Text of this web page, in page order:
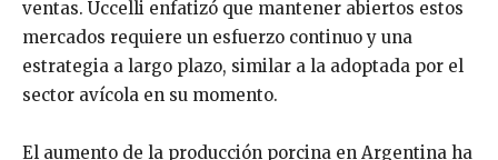
ventas. Uccelli enfatizó que mantener abiertos estos
mercados requiere un esfuerzo continuo y una
estrategia a largo plazo, similar a la adoptada por el
sector avícola en su momento.
El aumento de la producción porcina en Argentina ha